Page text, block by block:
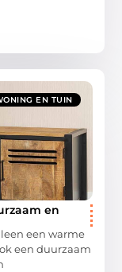
EN TUIN
en
een warme
een duurzaam